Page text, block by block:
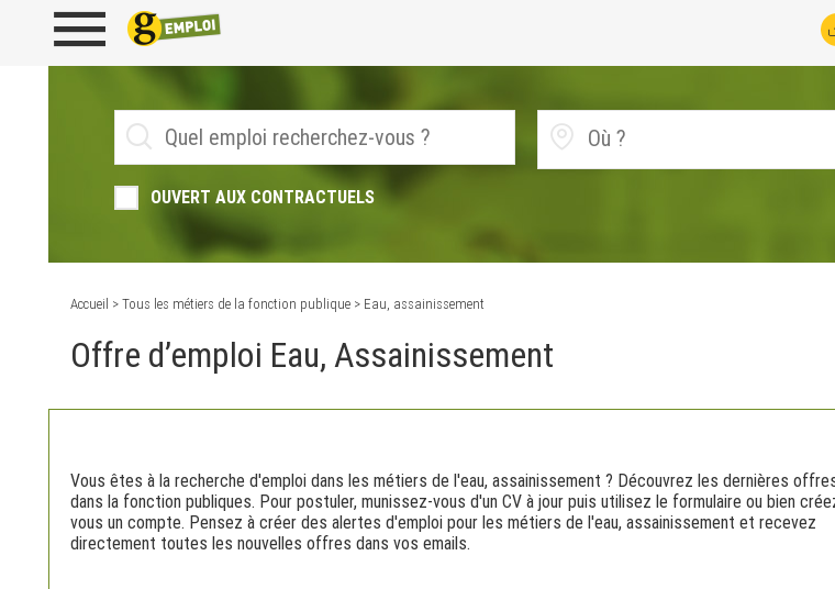
OUVERT AUX CONTRACTUELS
Accueil > Tous les métiers de la fonction publique > Eau, assainissement
Offre d’emploi Eau, Assainissement
Vous êtes à la recherche d'emploi dans les métiers de l'eau, assainissement ? Découvrez les dernières
dans la fonction publiques. Pour postuler, munissez-vous d'un CV à jour puis utilisez le formulaire ou bien
vous un compte. Pensez à créer des alertes d'emploi pour les métiers de l'eau, assainissement et recevez
directement toutes les nouvelles offres dans vos emails.